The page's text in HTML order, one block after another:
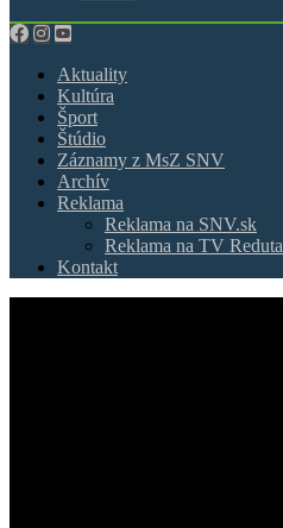
Aktuality
Kultúra
Šport
Štúdio
Záznamy z MsZ SNV
Archív
Reklama
Reklama na SNV.sk
Reklama na TV Reduta
Kontakt